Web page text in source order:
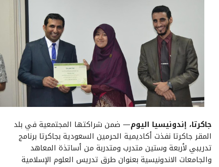
جاكرتا، إندونيسيا اليوم— ضمن شراكتها المجتمعية في بلد
المقر جاكرتا نفذت أكاديمية الحرمين السعودية بجاكرتا برنامج
تدريبي لأربعة وستين متدرب ومتدربة من أساتذة المعاهد
والجامعات الاندونيسية بعنوان طرق تدريس العلوم الإسلامية